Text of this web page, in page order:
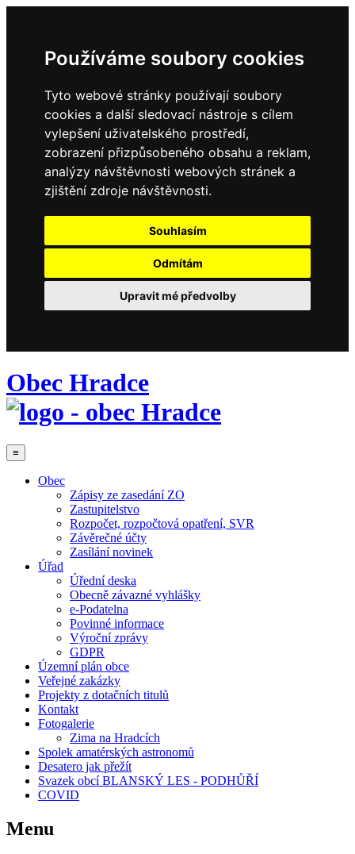
Používáme soubory cookies
Tyto webové stránky používají soubory
cookies a další sledovací nástroje s cílem
vylepšení uživatelského prostředí,
zobrazení přizpůsobeného obsahu a reklam,
analýzy návštěvnosti webových stránek a
zjištění zdroje návštěvnosti.
Souhlasím
Odmítám
Upravit mé předvolby
Obec Hradce
≡
Obec
Zápisy ze zasedání ZO
Zastupitelstvo
Rozpočet, rozpočtová opatření, SVR
Závěrečné účty
Zasílání novinek
Úřad
Úřední deska
Obecně závazné vyhlášky
e-Podatelna
Povinné informace
Výroční zprávy
GDPR
Územní plán obce
Veřejné zakázky
Projekty z dotačních titulů
Kontakt
Fotogalerie
Zima na Hradcích
Spolek amatérských astronomů
Desatero jak přežít
Svazek obcí BLANSKÝ LES - PODHŮŘÍ
COVID
Menu